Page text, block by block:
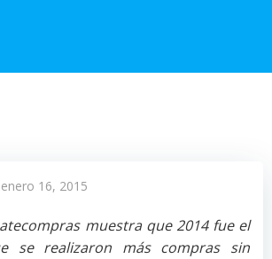
enero 16, 2015
muestra que 2014 fue el
se realizaron más compras sin